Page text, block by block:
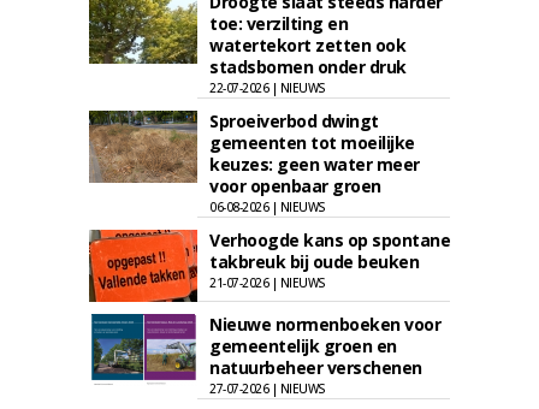
toe: verzilting en
watertekort zetten ook
stadsbomen onder druk
22-07-2026 | NIEUWS
Sproeiverbod dwingt
gemeenten tot moeilijke
keuzes: geen water meer
voor openbaar groen
06-08-2026 | NIEUWS
Verhoogde kans op spontane
takbreuk bij oude beuken
21-07-2026 | NIEUWS
Nieuwe normenboeken voor
gemeentelijk groen en
natuurbeheer verschenen
27-07-2026 | NIEUWS